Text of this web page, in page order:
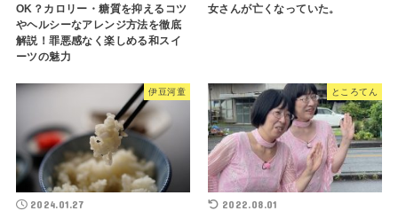
OK？カロリー・糖質を抑えるコツ
やヘルシーなアレンジ方法を徹底
解説！罪悪感なく楽しめる和スイ
ーツの魅力
女さんが亡くなっていた。
伊豆河童
2024.01.27
ところてん
2022.08.01